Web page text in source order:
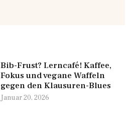
Bib-Frust? Lerncafé! Kaffee,
Fokus und vegane Waffeln
gegen den Klausuren-Blues
Januar 20, 2026